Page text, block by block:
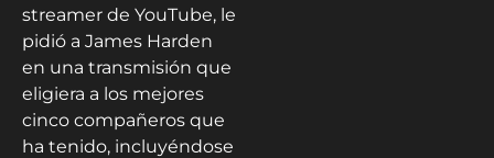
streamer de YouTube, le
pidió a James Harden
en una transmisión que
eligiera a los mejores
cinco compañeros que
ha tenido, incluyéndose